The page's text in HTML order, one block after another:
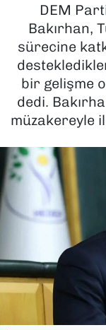
DEM
Bakırhan,
sürecine
bir gelişme
dedi.
müzakereyle
POLİTİKA
SAĞLIK
SPOR
YAŞAM
YEREL